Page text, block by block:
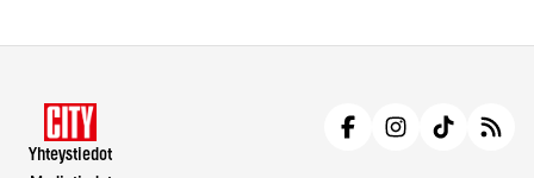
Yhteystiedot